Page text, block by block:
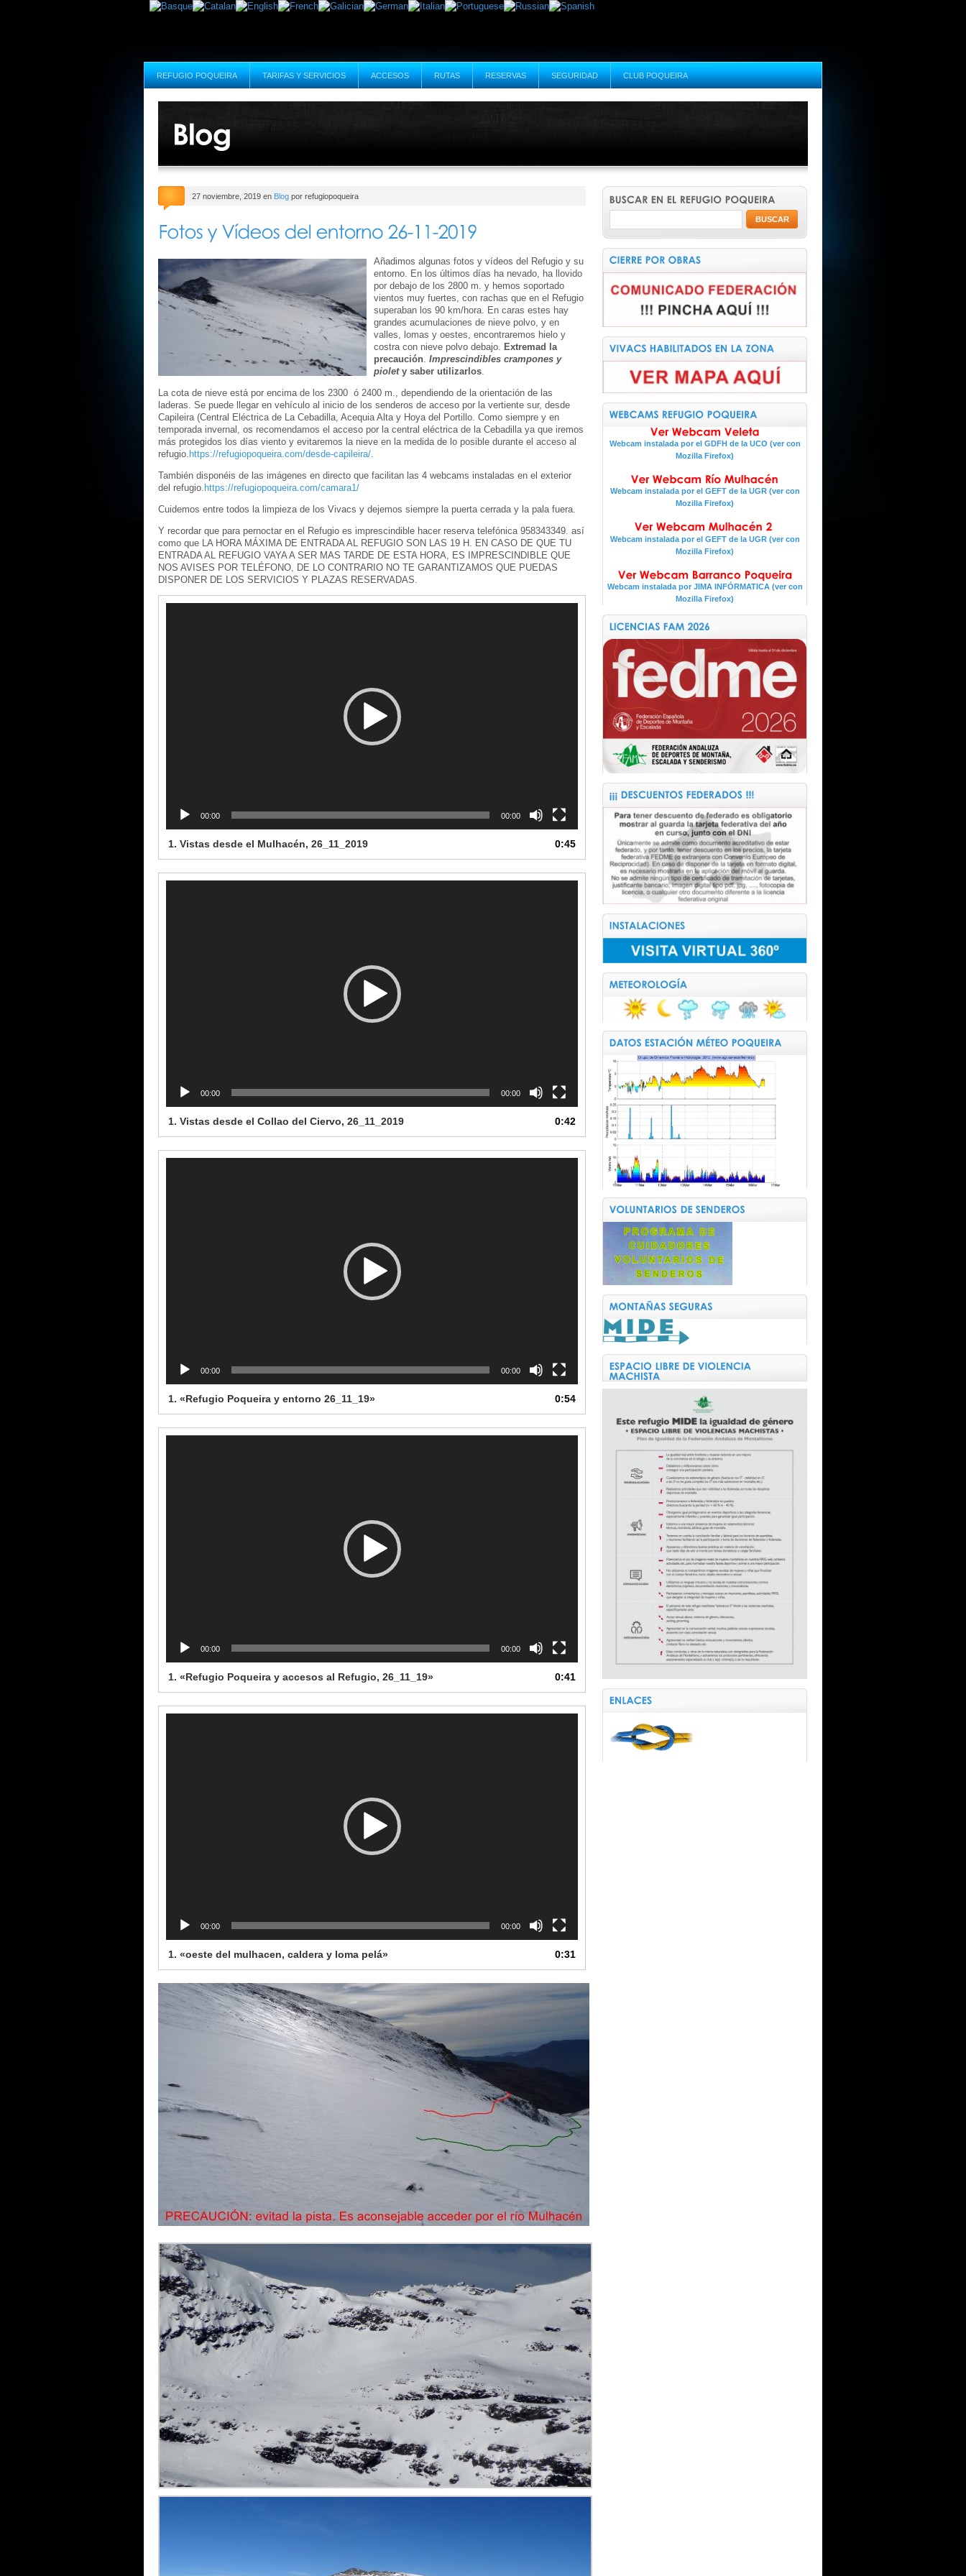
REFUGIO POQUEIRA TARIFAS Y SERVICIOS ACCESOS RUTAS RESERVAS SEGURIDAD CLUB POQUEIRA
27 noviembre, 2019 en Blog por refugiopoqueira
Añadimos algunas fotos y vídeos del Refugio y su
entorno. En los últimos días ha nevado, ha llovido
por debajo de los 2800 m. y hemos soportado
vientos muy fuertes, con rachas que en el Refugio
superaban los 90 km/hora. En caras estes hay
grandes acumulaciones de nieve polvo, y en
valles, lomas y oestes, encontraremos hielo y
costra con nieve polvo debajo. Extremad la
precaución. Imprescindibles crampones y
piolet y saber utilizarlos.
La cota de nieve está por encima de los 2300 ó 2400 m., dependiendo de la orientación de las
laderas. Se puede llegar en vehículo al inicio de los senderos de acceso por la vertiente sur, desde
Capileira (Central Eléctrica de La Cebadilla, Acequia Alta y Hoya del Portillo. Como siempre y en
temporada invernal, os recomendamos el acceso por la central eléctrica de la Cebadilla ya que iremos
más protegidos los días viento y evitaremos la nieve en la medida de lo posible durante el acceso al
refugio. https://refugiopoqueira.com/desde-capileira/.
También disponéis de las imágenes en directo que facilitan las 4 webcams instaladas en el exterior
del refugio. https://refugiopoqueira.com/camara1/
Cuidemos entre todos la limpieza de los Vivacs y dejemos siempre la puerta cerrada y la pala fuera.
Y recordar que para pernoctar en el Refugio es imprescindible hacer reserva telefónica 958343349. así
como que LA HORA MÁXIMA DE ENTRADA AL REFUGIO SON LAS 19 H. EN CASO DE QUE TU
ENTRADA AL REFUGIO VAYA A SER MAS TARDE DE ESTA HORA, ES IMPRESCINDIBLE QUE
NOS AVISES POR TELÉFONO, DE LO CONTRARIO NO TE GARANTIZAMOS QUE PUEDAS
DISPONER DE LOS SERVICIOS Y PLAZAS RESERVADAS.
00:00 00:00
1. Vistas desde el Mulhacén, 26_11_2019 0:45
00:00 00:00
1. Vistas desde el Collao del Ciervo, 26_11_2019 0:42
00:00 00:00
1. «Refugio Poqueira y entorno 26_11_19» 0:54
00:00 00:00
1. «Refugio Poqueira y accesos al Refugio, 26_11_19» 0:41
00:00 00:00
1. «oeste del mulhacen, caldera y loma pelá» 0:31
Webcam instalada por el GDFH de la UCO (ver con
Mozilla Firefox)
Webcam instalada por el GEFT de la UGR (ver con
Mozilla Firefox)
Webcam instalada por el GEFT de la UGR (ver con
Mozilla Firefox)
Webcam instalada por JIMA INFÓRMATICA (ver con
Mozilla Firefox)